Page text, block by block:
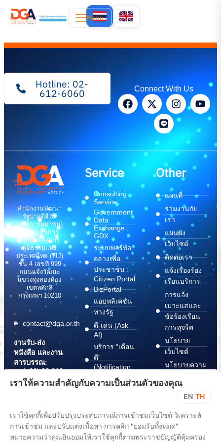
Menu
Hotline: 02-
612-6060 Connect With Us
สำนักงานพัฒนา
รัฐบาลดิจิทัล
(องค์การมหาชน)
(สพร.) อาคาร
สถาบันเพื่อการ
ยุติธรรมแห่ง
ประเทศไทย (TIJ)
ชั้น 4 เลขที่ 999
ถนนแจ้งวัฒนะ
แขวงทุ่งสองห้อง
เขตหลักสี่
กรุงเทพฯ 10210
contact@dga.or.th
งานรับ-ส่ง
หนังสือ และงาน
สารบรรณ:
(+66) 02 612
6000
saraban@dga.or.th
Center:
(+66) 02 612
Service
Consulting
Service
Government
Data
Exchange :
GDX
ระบบพอร์ทัล
กลางเพื่อ
ประชาชน :
Citizen Portal
BizPortal
แอปพลิเคชัน
ทางรัฐ
ดี-เด่น (Ask
AI)
บริการ “เตือน
ดี”
(Notification
บริการ
(Document
Wallet)
Other
แผนที่
ร่วมงานกับ
เรา
แผนผัง
เว็บไซต์
ติดต่อเรา
แจ้งเรื่องร้อง
เรียนบริการ
การแจ้ง
เบาะแสและ
ข้อร้องเรียน
การทุจริต
นโยบาย
เว็บไซต์
นโยบายความ
ปลอดภัย
สารสนเทศ
ChangeLog
เราให้ความสำคัญกับความเป็นส่วนตัวของคุณ
EN TH
เราใช้คุกกี้เพื่อปรับปรุงประสบการณ์การเข้าชมเว็บไซต์ วิเคราะห์
การเข้าชม และปรับแต่งเนื้อหา การคลิก "ยอมรับทั้งหมด"
หมายความว่าคุณยินยอมให้เราใช้คุกกี้ตามพระราชบัญญัติคุ้มครอง